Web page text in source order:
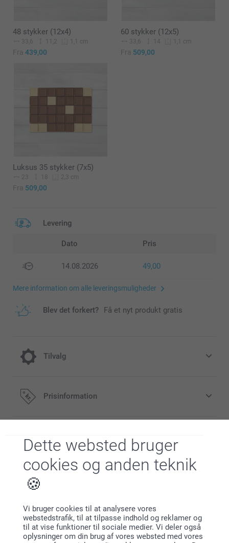
Dette websted bruger
cookies og anden teknik
Vi bruger cookies til at analysere vores
webstedstrafik, til at tilpasse indhold og reklamer og
til at vise funktioner til sociale medier. Vi deler også
oplysninger om din brug af vores websted med vores
48 stykker (12x4)
33,6 11,2 1,1 cm
Fra 439,00
60 stykker (12x5)
33,6 14 1,1 cm
Fra 509,00
Luksus 35 stykker (7x5)
23 18 2,3 cm
Fra 509,00
Levering
Dato Pris
14.08.2026 49,00
Mere information om alle leveringsmuligheder
Blev det forkert? Få et nyt produkt gratis
Tilvalg
Afkøling til varme dage
Prisinformation
forsendelsesomkostninger
Specifikationer
Lignende produkter
Kagedåse metal
Chokolade med foto - 24